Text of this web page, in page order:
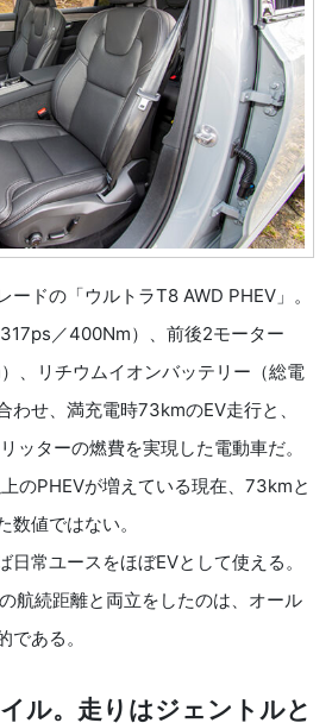
ドの「ウルトラT8 AWD PHEV」。
／400Nm）、前後2モーター
、リチウムイオンバッテリー（総電
わせ、満充電時73kmのEV走行と、
ッターの燃費を実現した電動車だ。
のPHEVが増えている現在、73kmと
数値ではない。
常ユースをほぼEVとして使える。
航続距離と両立をしたのは、オール
である。
ル。走りはジェントルと